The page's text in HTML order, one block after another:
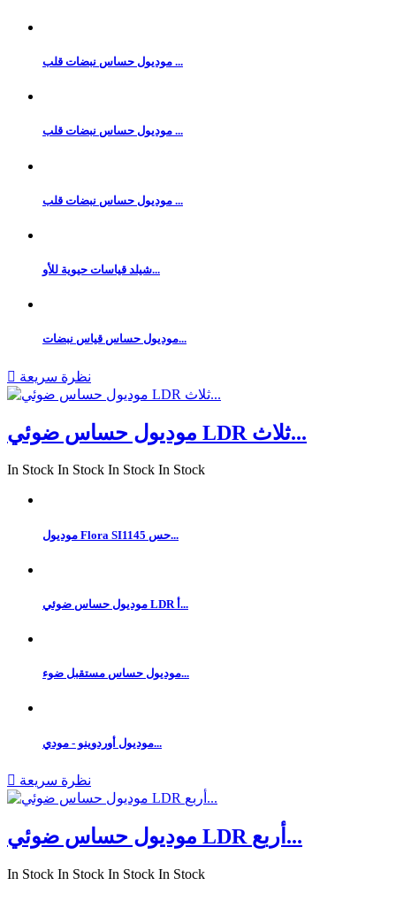
موديول حساس نبضات قلب ...
موديول حساس نبضات قلب ...
موديول حساس نبضات قلب ...
شيلد قياسات حيوية للأو...
موديول حساس قياس نبضات...
 نظرة سريعة
موديول حساس ضوئي LDR ثلاث...
In Stock In Stock In Stock In Stock
موديول Flora SI1145 حس...
موديول حساس ضوئي LDR أ...
موديول حساس مستقبل ضوء...
موديول أوردوينو - مودي...
 نظرة سريعة
موديول حساس ضوئي LDR أربع...
In Stock In Stock In Stock In Stock